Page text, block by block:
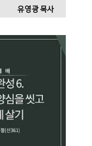
유영광 목사